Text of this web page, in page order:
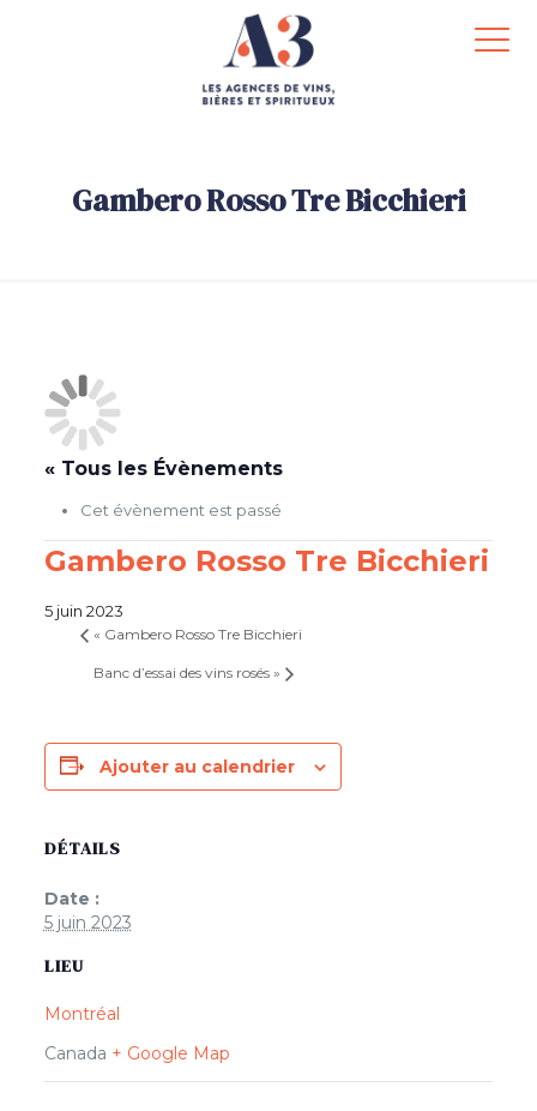
Gambero Rosso Tre Bicchieri
« Tous les Évènements
Cet évènement est passé
Gambero Rosso Tre Bicchieri
5 juin 2023
« Gambero Rosso Tre Bicchieri
Banc d’essai des vins rosés »
Ajouter au calendrier
DÉTAILS
Date :
5 juin 2023
LIEU
Montréal
Canada + Google Map